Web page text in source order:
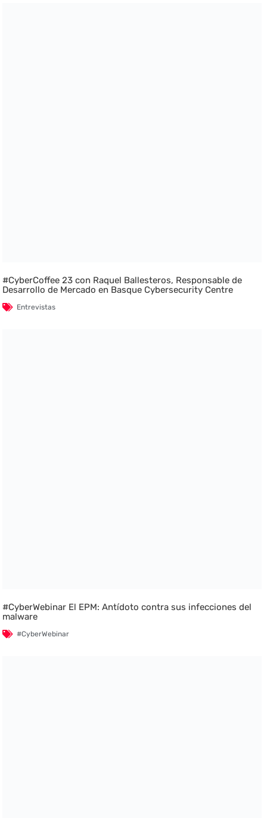
#CyberCoffee 23 con Raquel Ballesteros, Responsable de
Desarrollo de Mercado en Basque Cybersecurity Centre
Entrevistas
#CyberWebinar El EPM: Antídoto contra sus infecciones del
malware
#CyberWebinar